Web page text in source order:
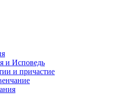
и Исповедь
и причастие